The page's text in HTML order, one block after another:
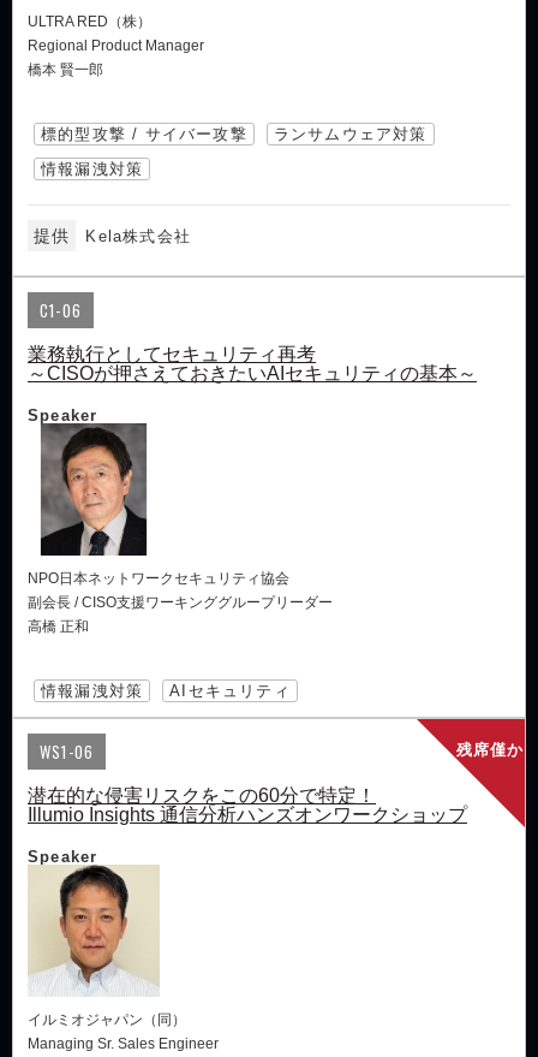
ULTRA RED（株）
Regional Product Manager
橋本 賢一郎
標的型攻撃 / サイバー攻撃
ランサムウェア対策
情報漏洩対策
提供 Kela株式会社
C1-06
業務執行としてセキュリティ再考
～CISOが押さえておきたいAIセキュリティの基本～
Speaker
NPO日本ネットワークセキュリティ協会
副会長 / CISO支援ワーキンググループリーダー
高橋 正和
情報漏洩対策 AIセキュリティ
残席僅か
WS1-06
潜在的な侵害リスクをこの60分で特定！
Illumio Insights 通信分析ハンズオンワークショップ
Speaker
イルミオジャパン（同）
Managing Sr. Sales Engineer